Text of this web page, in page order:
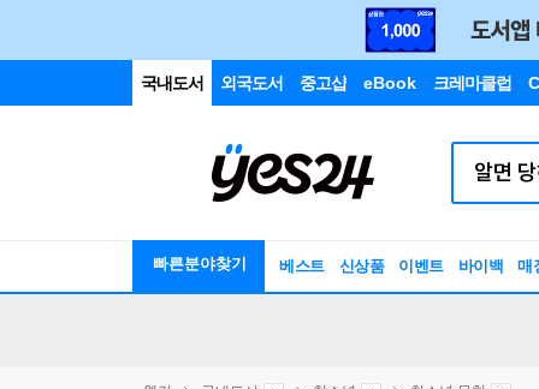
국내도서 외국도서 중고샵 eBook 크레마클럽
빠른분야찾기 베스트 신상품 이벤트 바이백 매